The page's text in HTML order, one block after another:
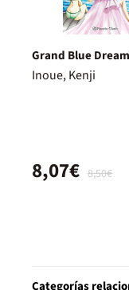
Grand Blue
Inoue, Kenji
8,50€
8,07€
Categorías